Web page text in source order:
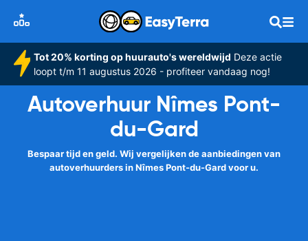
Tot 20% korting op huurauto's wereldwijd Deze actie
loopt t/m 11 augustus 2026 - profiteer vandaag nog!
Autoverhuur Nîmes Pont-
du-Gard
Bespaar tijd en geld. Wij vergelijken de aanbiedingen van
autoverhuurders in Nîmes Pont-du-Gard voor u.